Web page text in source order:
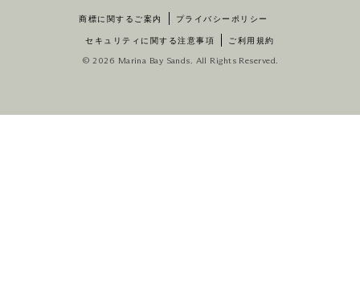
商標に関するご案内 プライバシーポリシー
セキュリティに関する注意事項 ご利用規約
© 2026 Marina Bay Sands. All Rights Reserved.